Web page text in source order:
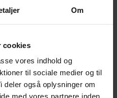
Om
cookies
vores indhold og
til sociale medier og til
også oplysninger om
med vores partnere inden
tilsvarende. For
i dagtimerne
primært bruger nettet
og underholdning.